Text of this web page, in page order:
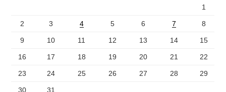
1
2 3 4 5 6 7 8
9 10 11 12 13 14 15
16 17 18 19 20 21 22
23 24 25 26 27 28 29
30 31